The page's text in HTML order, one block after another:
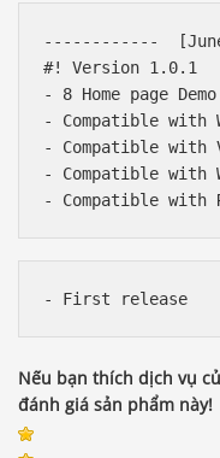
------------
#! Version 1.0.1
- 8 Home page Demo
- Compatible with
- Compatible with
- Compatible with
- First release
Nếu bạn thích dịch vụ
đánh giá sản phẩm này!